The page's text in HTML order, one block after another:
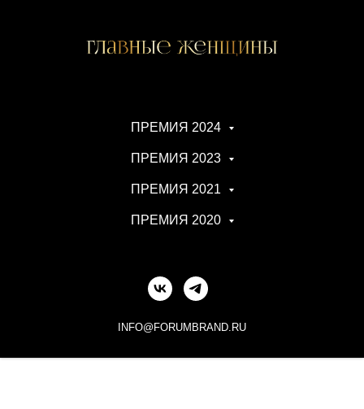
ПРЕМИЯ 2024
ПРЕМИЯ 2023
ПРЕМИЯ 2021
ПРЕМИЯ 2020
INFO@FORUMBRAND.RU